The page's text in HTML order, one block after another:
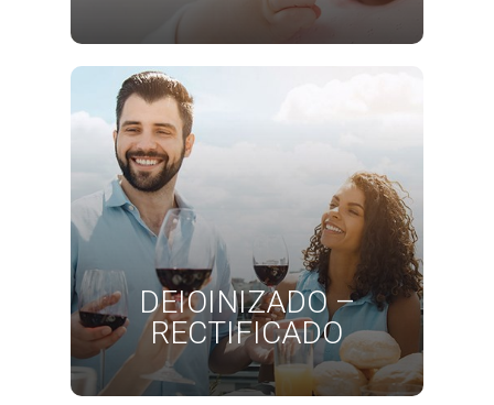
DEIOINIZADO –
RECTIFICADO